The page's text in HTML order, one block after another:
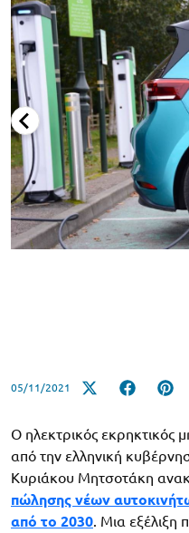
05/11/2021
Ο ηλεκτρικός εκρηκτικός
από την ελληνική
Κυριάκου Μητσοτάκη
πώλησης νέων
από το 2030. Μια εξέλιξη